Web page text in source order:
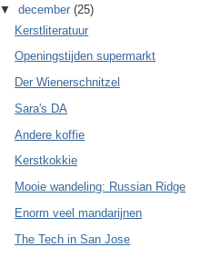
▼december(25)
Kerstliteratuur
Openingstijden supermarkt
Der Wienerschnitzel
Sara's DA
Andere koffie
Kerstkokkie
Mooie wandeling: Russian Ridge
Enorm veel mandarijnen
The Tech in San Jose